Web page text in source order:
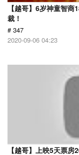
【越哥】6岁神童智
裁！
# 347
2020-09-06 04:23
【越哥】上映5天票